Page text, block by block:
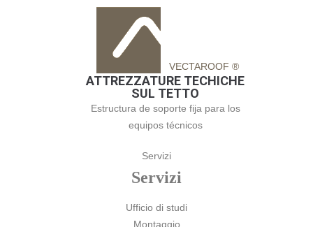
VECTAROOF ®
ATTREZZATURE TECHICHE
SUL TETTO
Estructura de soporte fija para los
equipos técnicos
Servizi
Servizi
Ufficio di studi
Montaggio